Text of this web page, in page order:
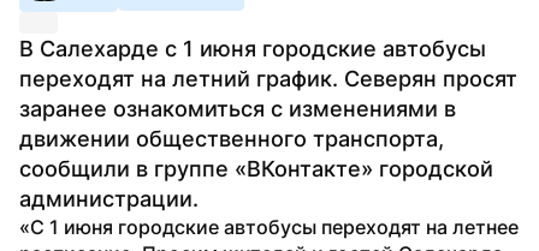
В Салехарде с 1 июня городские автобусы
переходят на летний график. Северян просят
заранее ознакомиться с изменениями в
движении общественного транспорта,
сообщили в группе «ВКонтакте» городской
администрации.
«С 1 июня городские автобусы переходят на летнее